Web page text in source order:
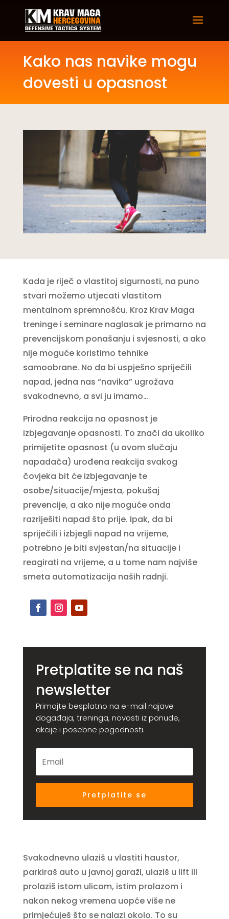
Kako nas navike mogu
dovesti u opasnost
Kada je riječ o vlastitoj sigurnosti, na puno
stvari možemo utjecati vlastitom
mentalnom spremnošću. Kroz Krav Maga
treninge i seminare naglasak je primarno na
prevencijskom ponašanju i svjesnosti, a ako
nije moguće koristimo tehnike
samoobrane. No da bi uspješno spriječili
napad, jedna nas “navika” ugrožava
svakodnevno, a svi ju imamo…
Prirodna reakcija na opasnost je
izbjegavanje opasnosti. To znači da ukoliko
primijetite opasnost (u ovom slučaju
napadača) urođena reakcija svakog
čovjeka bit će izbjegavanje te
osobe/situacije/mjesta, pokušaj
prevencije, a ako nije moguće onda
razriješiti napad što prije. Ipak, da bi
spriječili i izbjegli napad na vrijeme,
potrebno je biti svjestan/na situacije i
reagirati na vrijeme, a u tome nam najviše
smeta automatizacija naših radnji.
Pretplatite se na naš
newsletter
Primajte besplatno na e-mail najave
događaja, treninga, novosti iz ponude,
akcije i posebne pogodnosti.
Pretplatite se
Svakodnevno ulaziš u vlastiti haustor,
parkiraš auto u javnoj garaži, ulaziš u lift ili
prolaziš istom ulicom, istim prolazom i
nakon nekog vremena uopće više ne
primjećuješ što se nalazi okolo. To su